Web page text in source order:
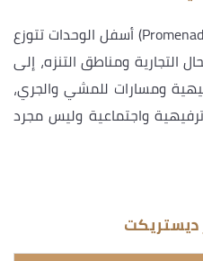
يضم المشروع ممشى ممتداً (Promenade) أسفل الوحدات تتوزع
التجارية ومناطق التنزه، إلى
ومسارات للمشي والجري،
واجتماعية وليس مجرد
ديستريكت